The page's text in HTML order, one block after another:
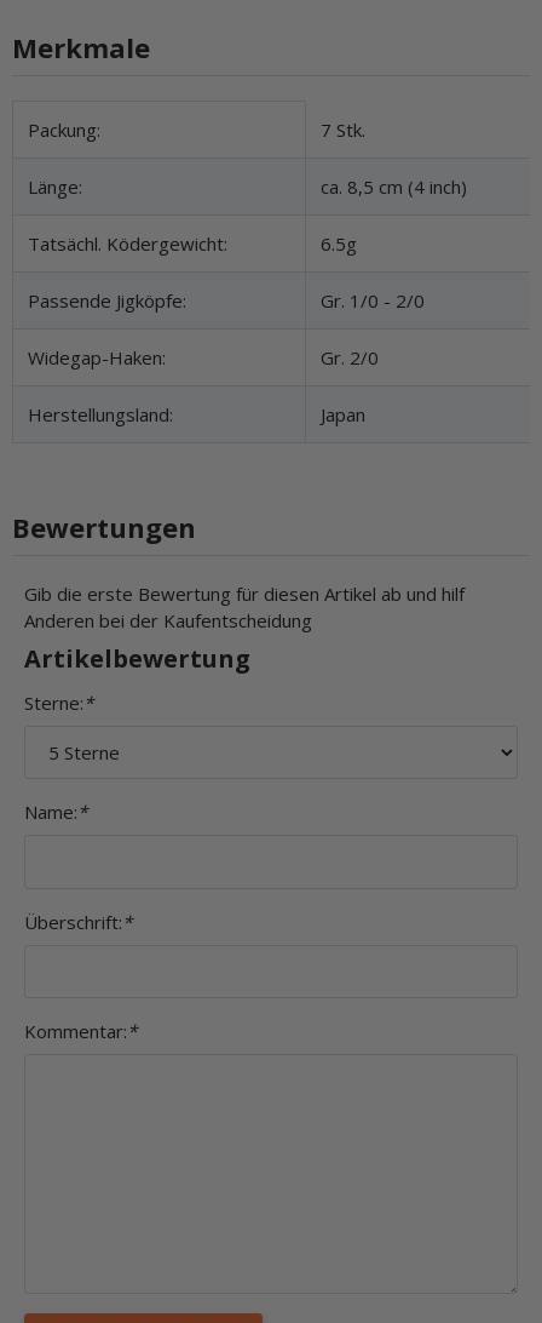
Merkmale
Produkteigenschaft
Wert
Packung: 7 Stk.
Länge: ca. 8,5 cm (4 inch)
Tatsächl. Ködergewicht: 6.5g
Passende Jigköpfe: Gr. 1/0 - 2/0
Widegap-Haken: Gr. 2/0
Herstellungsland: Japan
Bewertungen
Gib die erste Bewertung für diesen Artikel ab und hilf
Anderen bei der Kaufentscheidung
Artikelbewertung
Sterne: *
Name: *
Überschrift: *
Kommentar: *